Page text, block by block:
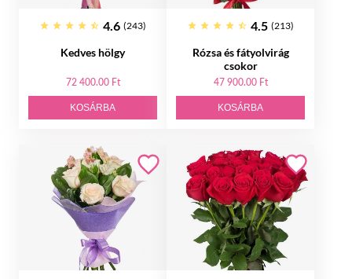
4.6 (243)
Kedves hölgy
72 400.00 Ft
KOSÁRBA
4.5 (213)
Rózsa és fátyolvirág
csokor
47 900.00 Ft
KOSÁRBA